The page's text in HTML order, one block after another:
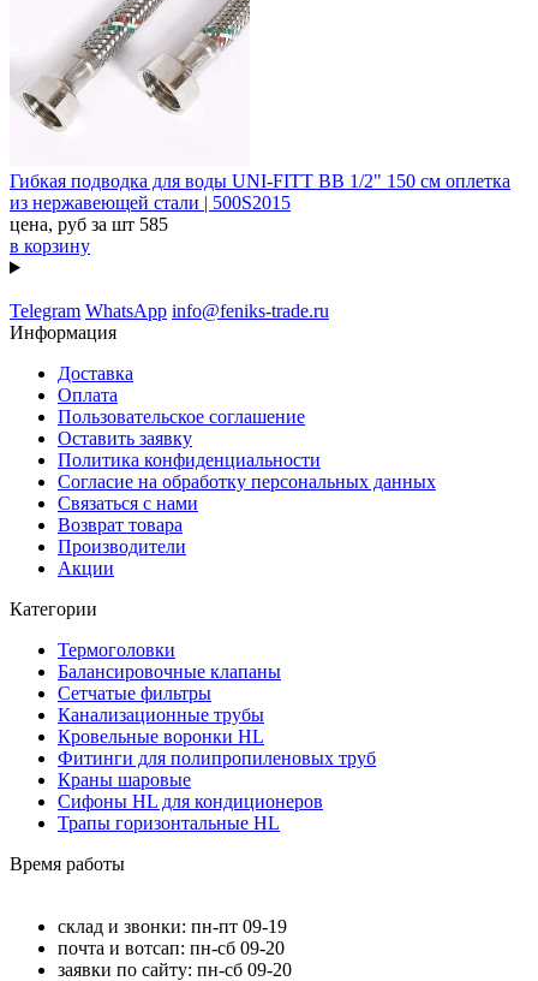
Гибкая подводка для воды UNI-FITT ВВ 1/2" 150 см оплетка
из нержавеющей стали | 500S2015
цена, руб за шт 585
в корзину
Telegram WhatsApp info@feniks-trade.ru
Информация
Доставка
Оплата
Пользовательское соглашение
Оставить заявку
Политика конфиденциальности
Согласие на обработку персональных данных
Связаться с нами
Возврат товара
Производители
Акции
Категории
Термоголовки
Балансировочные клапаны
Сетчатые фильтры
Канализационные трубы
Кровельные воронки HL
Фитинги для полипропиленовых труб
Краны шаровые
Сифоны HL для кондиционеров
Трапы горизонтальные HL
Время работы
склад и звонки: пн-пт 09-19
почта и вотсап: пн-сб 09-20
заявки по сайту: пн-сб 09-20